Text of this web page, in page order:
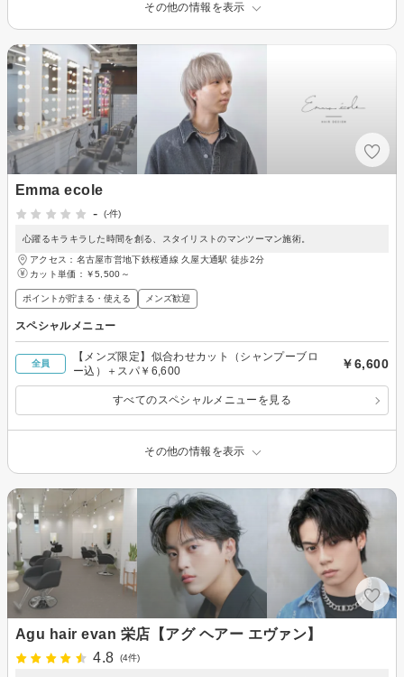
その他の情報を表示
Emma ecole
-
(-件)
心躍るキラキラした時間を創る、スタイリストのマンツーマン施術。
アクセス：名古屋市営地下鉄桜通線 久屋大通駅 徒歩2分
カット単価： ￥5,500～
ポイントが貯まる・使える メンズ歓迎
スペシャルメニュー
全員
【メンズ限定】似合わせカット（シャンプーブロ
ー込）＋スパ￥6,600
￥6,600
すべてのスペシャルメニューを見る
その他の情報を表示
Agu hair evan 栄店【アグ ヘアー エヴァン】
4.8
(4件)